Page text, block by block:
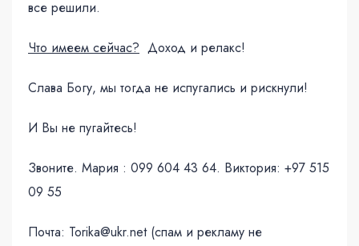
все решили.
Что имеем сейчас? Доход и релакс!
Слава Богу, мы тогда не испугались и рискнули!
И Вы не пугайтесь!
Звоните. Мария : 099 604 43 64. Виктория: +97 515
09 55
Почта: Torika@ukr.net (спам и рекламу не